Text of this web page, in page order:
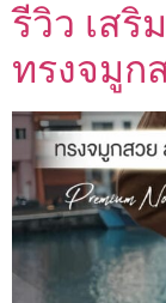
รีวิว เสริ
ทรงจมูก